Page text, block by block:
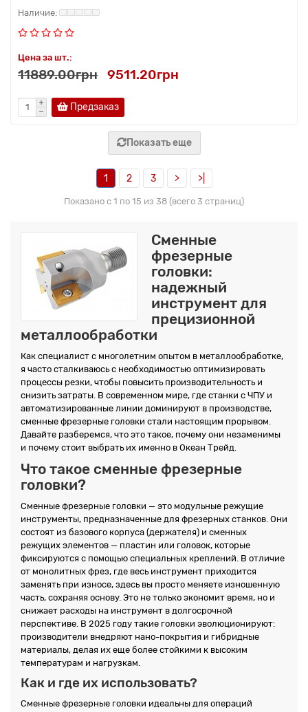
Цена за шт.:
11889.00грн 9511.20грн
Предзаказ
Показать еще
1 2 3 > >|
Показано с 1 по 15 из 38 (всего 3 страниц)
Сменные
фрезерные
головки:
надежный
инструмент для
прецизионной
металлообработки
Как специалист с многолетним опытом в металлообработке,
я часто сталкиваюсь с необходимостью оптимизировать
процессы резки, чтобы повысить производительность и
снизить затраты. В современном мире, где станки с ЧПУ и
автоматизированные линии доминируют в производстве,
сменные фрезерные головки стали настоящим прорывом.
Давайте разберемся, что это такое, почему они незаменимы
и почему стоит выбрать их именно в Океан Трейд.
Что такое сменные фрезерные
головки?
Сменные фрезерные головки — это модульные режущие
инструменты, предназначенные для фрезерных станков. Они
состоят из базового корпуса (держателя) и сменных
режущих элементов — пластин или головок, которые
фиксируются с помощью специальных креплений. В отличие
от монолитных фрез, где весь инструмент приходится
заменять при износе, здесь вы просто меняете изношенную
часть, сохраняя основу. Это не только экономит время, но и
снижает расходы на инструмент в долгосрочной
перспективе. В 2025 году такие головки эволюционируют:
производители внедряют нано-покрытия и гибридные
материалы, делая их еще более стойкими к высоким
температурам и нагрузкам.
Как и где их использовать?
Сменные фрезерные головки идеальны для операций